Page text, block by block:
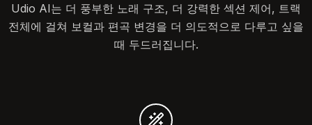
Udio AI는 더 풍부한 노래 구조, 더 강력한 섹션 제어, 트랙
전체에 걸쳐 보컬과 편곡 변경을 더 의도적으로 다루고 싶을
때 두드러집니다.